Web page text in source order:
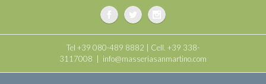
Tel +39 080-489 8882 | Cell. +39 338-
3117008
info@masseriasanmartino.com